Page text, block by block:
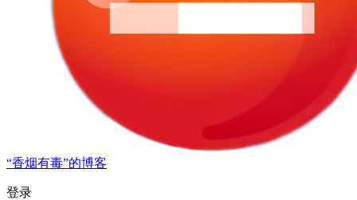
“香烟有毒”的博客
登录